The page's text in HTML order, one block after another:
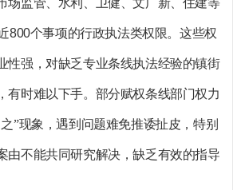
场监管、水利、卫健、文广新、住建等
800个事项的行政执法类权限。这些权
性强，对缺乏专业条线执法经验的镇街
有时难以下手。部分赋权条线部门权力
”现象，遇到问题难免推诿扯皮，特别
由不能共同研究解决，缺乏有效的指导